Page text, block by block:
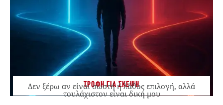
ΤΡΟΦΗ ΓΙΑ ΣΚΕΨΗ
Δεν ξέρω αν είναι σωστή ή λάθος επιλογή, αλλά
τουλάχιστον είναι δική μου